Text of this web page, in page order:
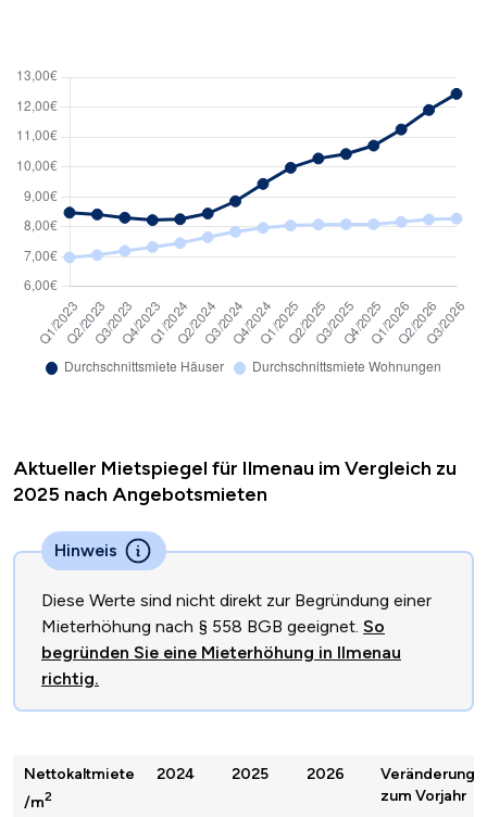
Aktueller Mietspiegel für Ilmenau im Vergleich zu
2025 nach Angebotsmieten
Hinweis
Diese Werte sind nicht direkt zur Begründung einer
Mieterhöhung nach § 558 BGB geeignet. So
begründen Sie eine Mieterhöhung in Ilmenau
richtig.
Nettokaltmiete
/m2
2024 2025 2026
Veränderung
zum Vorjahr